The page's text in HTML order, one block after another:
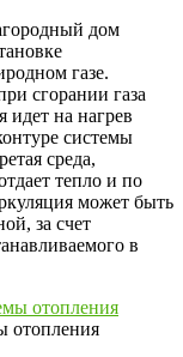
дом
газе.
сгорании газа
идет на нагрев
системы
среда,
тепло и по
может быть
за счет
в
отопления